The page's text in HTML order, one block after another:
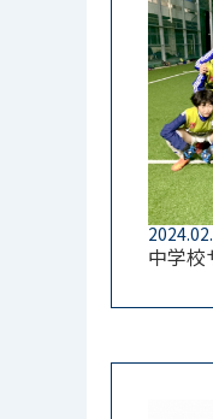
中学